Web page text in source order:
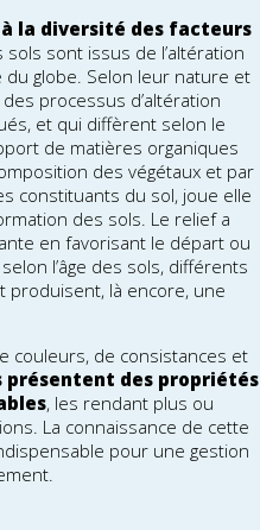
la diversité des facteurs
sols sont issus de l’altération
globe. Selon leur nature et
processus d’altération
et qui diffèrent selon le
de matières organiques
des végétaux et par
constituants du sol, joue elle
des sols. Le relief a
en favorisant le départ ou
l’âge des sols, différents
produisent, là encore, une
couleurs, de consistances et
présentent des propriétés
, les rendant plus ou
La connaissance de cette
pour une gestion